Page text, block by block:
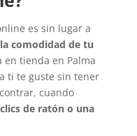
es sin lugar a
comodidad de tu
tienda en Palma
ti te guste sin tener
cuando
de ratón o una